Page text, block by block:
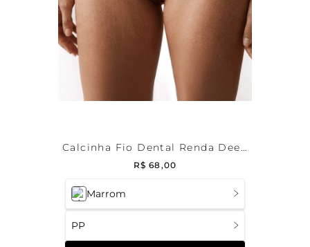
Marrom
PP
Calcinha Fio Dental Renda Deep
Brown
R$ 68,00